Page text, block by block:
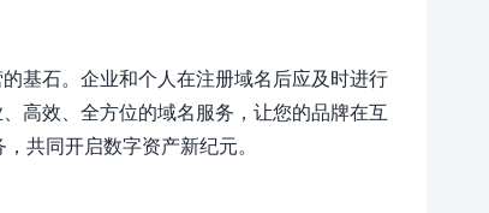
基石。企业和个人在注册域名后应及时进行
高效、全方位的域名服务，让您的品牌在互
共同开启数字资产新纪元。